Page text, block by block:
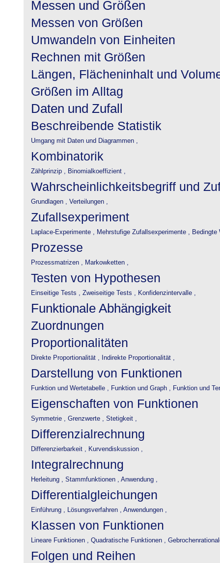
Messen und Größen
Messen von Größen
Umwandeln von Einheiten
Rechnen mit Größen
Längen, Flächeninhalt und
Größen im Alltag
Daten und Zufall
Beschreibende Statistik
Umgang mit Daten und Diagrammen ,
Kombinatorik
Zählprinzip , Binomialkoeffizient ,
Wahrscheinlichkeitsbegriff und
Grundlagen , Verteilungen ,
Zufallsexperiment
Laplace-Experimente , Mehrstufige Zufallsexperimente , Bedingte
Prozesse
Prozessmatrizen , Markowketten ,
Testen von Hypothesen
Einseitige Tests , Zweiseitige Tests , Konfidenzintervalle ,
Funktionale Abhängigkeit
Zuordnungen
Proportionalitäten
Direkte Proportionalität , Indirekte Proportionalität ,
Darstellung von Funktionen
Funktion und Wertetabelle , Funktion und Graph , Funktion und
Eigenschaften von Funktionen
Symmetrie , Grenzwerte , Stetigkeit ,
Differenzialrechnung
Differenzierbarkeit , Kurvendiskussion ,
Integralrechnung
Herleitung , Stammfunktionen , Anwendung ,
Differentialgleichungen
Einführung , Lösungsverfahren , Anwendungen ,
Klassen von Funktionen
Lineare Funktionen , Quadratische Funktionen ,
Folgen und Reihen